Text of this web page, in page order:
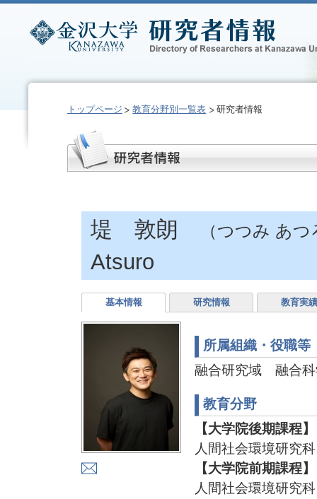
トップページ 教育分野別一覧表 研究者情報
堤 敦朗 （つつみ あ
Atsuro
基本情報 研究情報 教育実績
所属組織・役職等
融合研究域 融合科
教育分野
【大学院後期課程】
人間社会環境研究
【大学院前期課程】
人間社会環境研究